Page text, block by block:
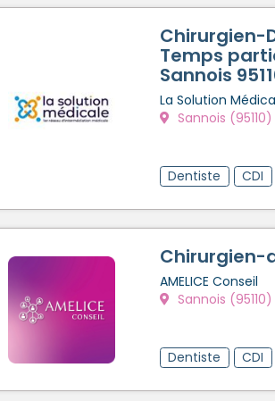
Chirurgien-
Temps
Sannois
La Solution
Sannois (95110)
Dentiste
CDI
Chirurgien-
AMELICE Conseil
Sannois (95110)
Dentiste
CDI